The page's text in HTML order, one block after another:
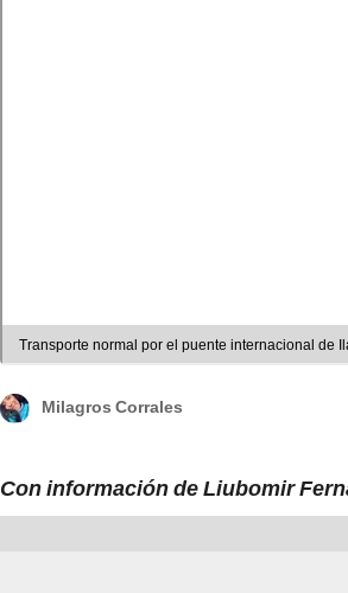
Transporte normal por el puente internacional de
Milagros Corrales
Con información de Liubomir